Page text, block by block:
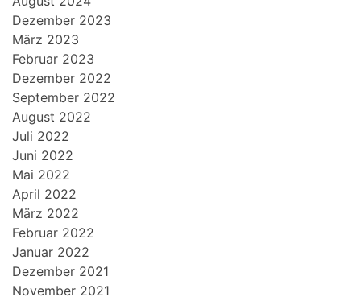
Dezember 2023
März 2023
Februar 2023
Dezember 2022
September 2022
August 2022
Juli 2022
Juni 2022
Mai 2022
April 2022
März 2022
Februar 2022
Januar 2022
Dezember 2021
November 2021